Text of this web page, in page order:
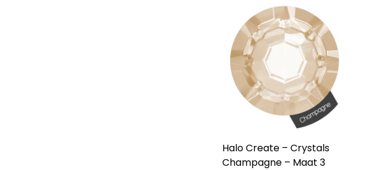
Halo Create – Crystals
Champagne – Maat 3